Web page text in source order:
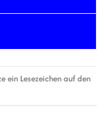
ein Lesezeichen auf den